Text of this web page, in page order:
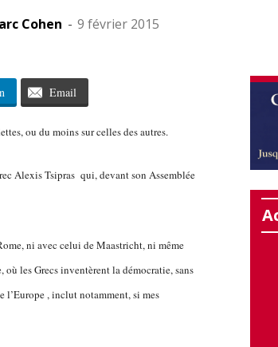
Cohen - 9 février 2015
Email
ou du moins sur celles des autres.
Alexis Tsipras qui, devant son Assemblée
ni avec celui de Maastricht, ni même
les Grecs inventèrent la démocratie, sans
l’Europe , inclut notamment, si mes